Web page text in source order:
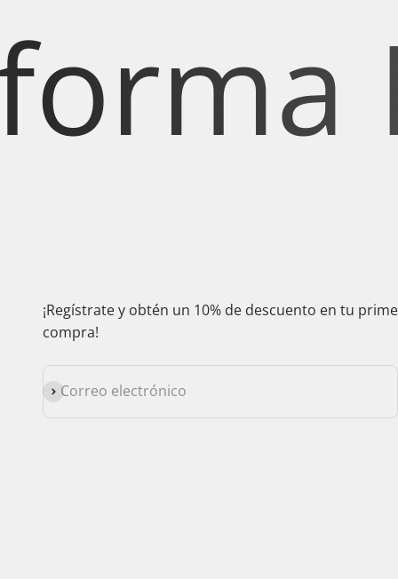
¡Regístrate y obtén un 10% de descuento en tu
compra!
Correo electrónico
Suscribirse